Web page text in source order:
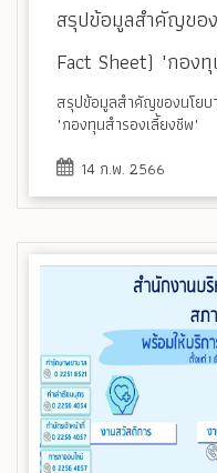
สรุปข้อมูลสำคัญขอ
Fact Sheet) "กอง
สรุปข้อมูลสำคัญของนโยบ
"กองทุนสำรองเลี้ยงชีพ"
14 ก.พ. 2566